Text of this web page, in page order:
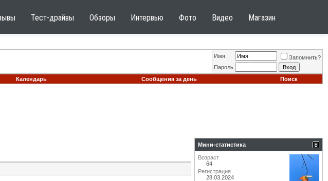
Тест-драйвы Обзоры Интервью Фото Видео Магазин
Имя
Запомнить?
Пароль
Календарь Сообщения за день Поиск
Мини-статистика
Возраст
64
Регистрация
28.03.2024